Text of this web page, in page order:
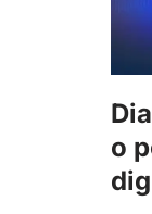
o